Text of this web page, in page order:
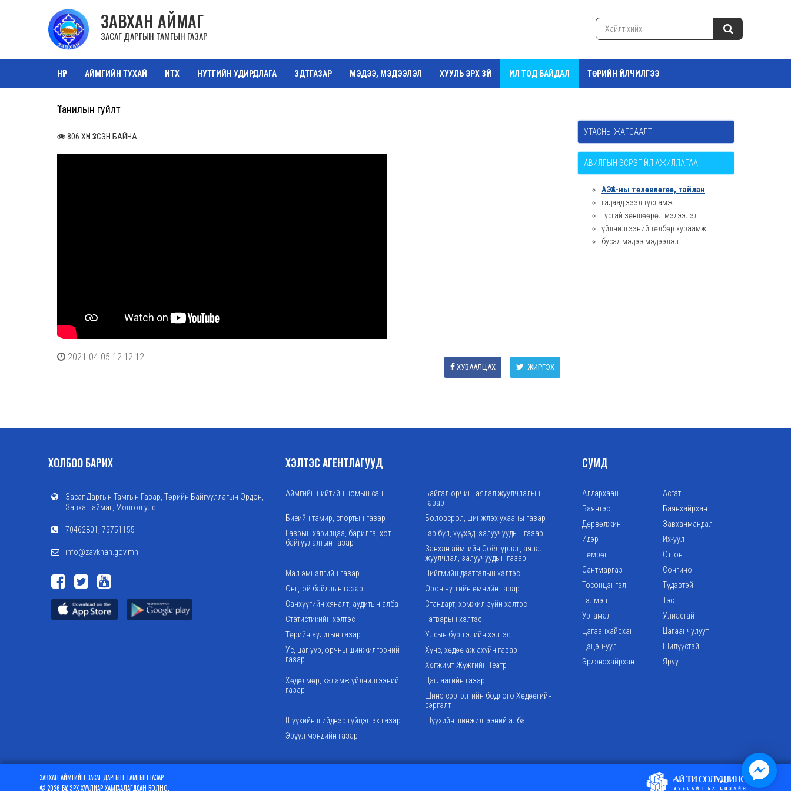
ЗАВХАН АЙМАГ
ЗАСАГ ДАРГЫН ТАМГЫН ГАЗАР
НҮҮР АЙМГИЙН ТУХАЙ ИТХ НУТГИЙН УДИРДЛАГА ЗДТГАЗАР МЭДЭЭ, МЭДЭЭЛЭЛ ХУУЛЬ ЭРХ ЗҮЙ ИЛ ТОД БАЙДАЛ ТӨРИЙН ҮЙЛЧИЛГЭЭ
Танилын гуйлт
806 ХҮН ҮЗСЭН БАЙНА
2021-04-05 12:12:12
ЖИРГЭХ
ХУВААЛЦАХ
УТАСНЫ ЖАГСААЛТ
АВИЛГЫН ЭСРЭГ ҮЙЛ АЖИЛЛАГАА
АЭҮА-ны төлөвлөгөө, тайлан
гадаад зээл тусламж
тусгай зөвшөөрөл мэдээлэл
үйлчилгээний төлбөр хураамж
бусад мэдээ мэдээлэл
ХОЛБОО БАРИХ
Засаг Даргын Тамгын Газар, Төрийн Байгууллагын Ордон,
Завхан аймаг, Монгол улс
70462801, 75751155
info@zavkhan.gov.mn
ХЭЛТЭС АГЕНТЛАГУУД
Аймгийн нийтийн номын сан
Байгал орчин, аялал жуулчлалын
газар
Биеийн тамир, спортын газар
Боловсрол, шинжлэх ухааны газар
Газрын харилцаа, барилга, хот
байгуулалтын газар
Гэр бүл, хүүхэд, залуучуудын газар
Завхан аймгийн Соёл урлаг, аялал
жуулчлал, залуучуудын газар
Мал эмнэлгийн газар
Нийгмийн даатгалын хэлтэс
Онцгой байдлын газар
Орон нутгийн өмчийн газар
Санхүүгийн хяналт, аудитын алба
Стандарт, хэмжил зүйн хэлтэс
Статистикийн хэлтэс
Татварын хэлтэс
Төрийн аудитын газар
Улсын бүртгэлийн хэлтэс
Ус, цаг уур, орчны шинжилгээний
газар
Хүнс, хөдөө аж ахуйн газар
Хөгжимт Жүжгийн Театр
Хөдөлмөр, халамж үйлчилгээний
газар
Цагдаагийн газар
Шинэ сэргэлтийн бодлого Хөдөөгийн
сэргэлт
Шүүхийн шийдвэр гүйцэтгэх газар
Шүүхийн шинжилгээний алба
Эрүүл мэндийн газар
СУМД
Алдархаан
Асгат
Баянтэс
Баянхайрхан
Дөрвөлжин
Завханмандал
Идэр
Их-уул
Нөмрөг
Отгон
Сантмаргаз
Сонгино
Тосонцэнгэл
Түдэвтэй
Тэлмэн
Тэс
Ургамал
Улиастай
Цагаанхайрхан
Цагаанчулуут
Цэцэн-уул
Шилүүстэй
Эрдэнэхайрхан
Яруу
ЗАВХАН АЙМГИЙН ЗАСАГ ДАРГЫН ТАМГЫН ГАЗАР
© 2026 БҮХ ЭРХ ХУУЛИАР ХАМГААЛАГДСАН БОЛНО.